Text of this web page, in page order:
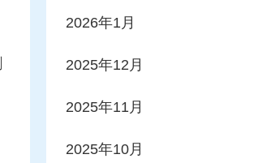
2026年1月
2025年12月
2025年11月
2025年10月